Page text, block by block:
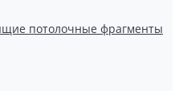
потолочные фрагменты